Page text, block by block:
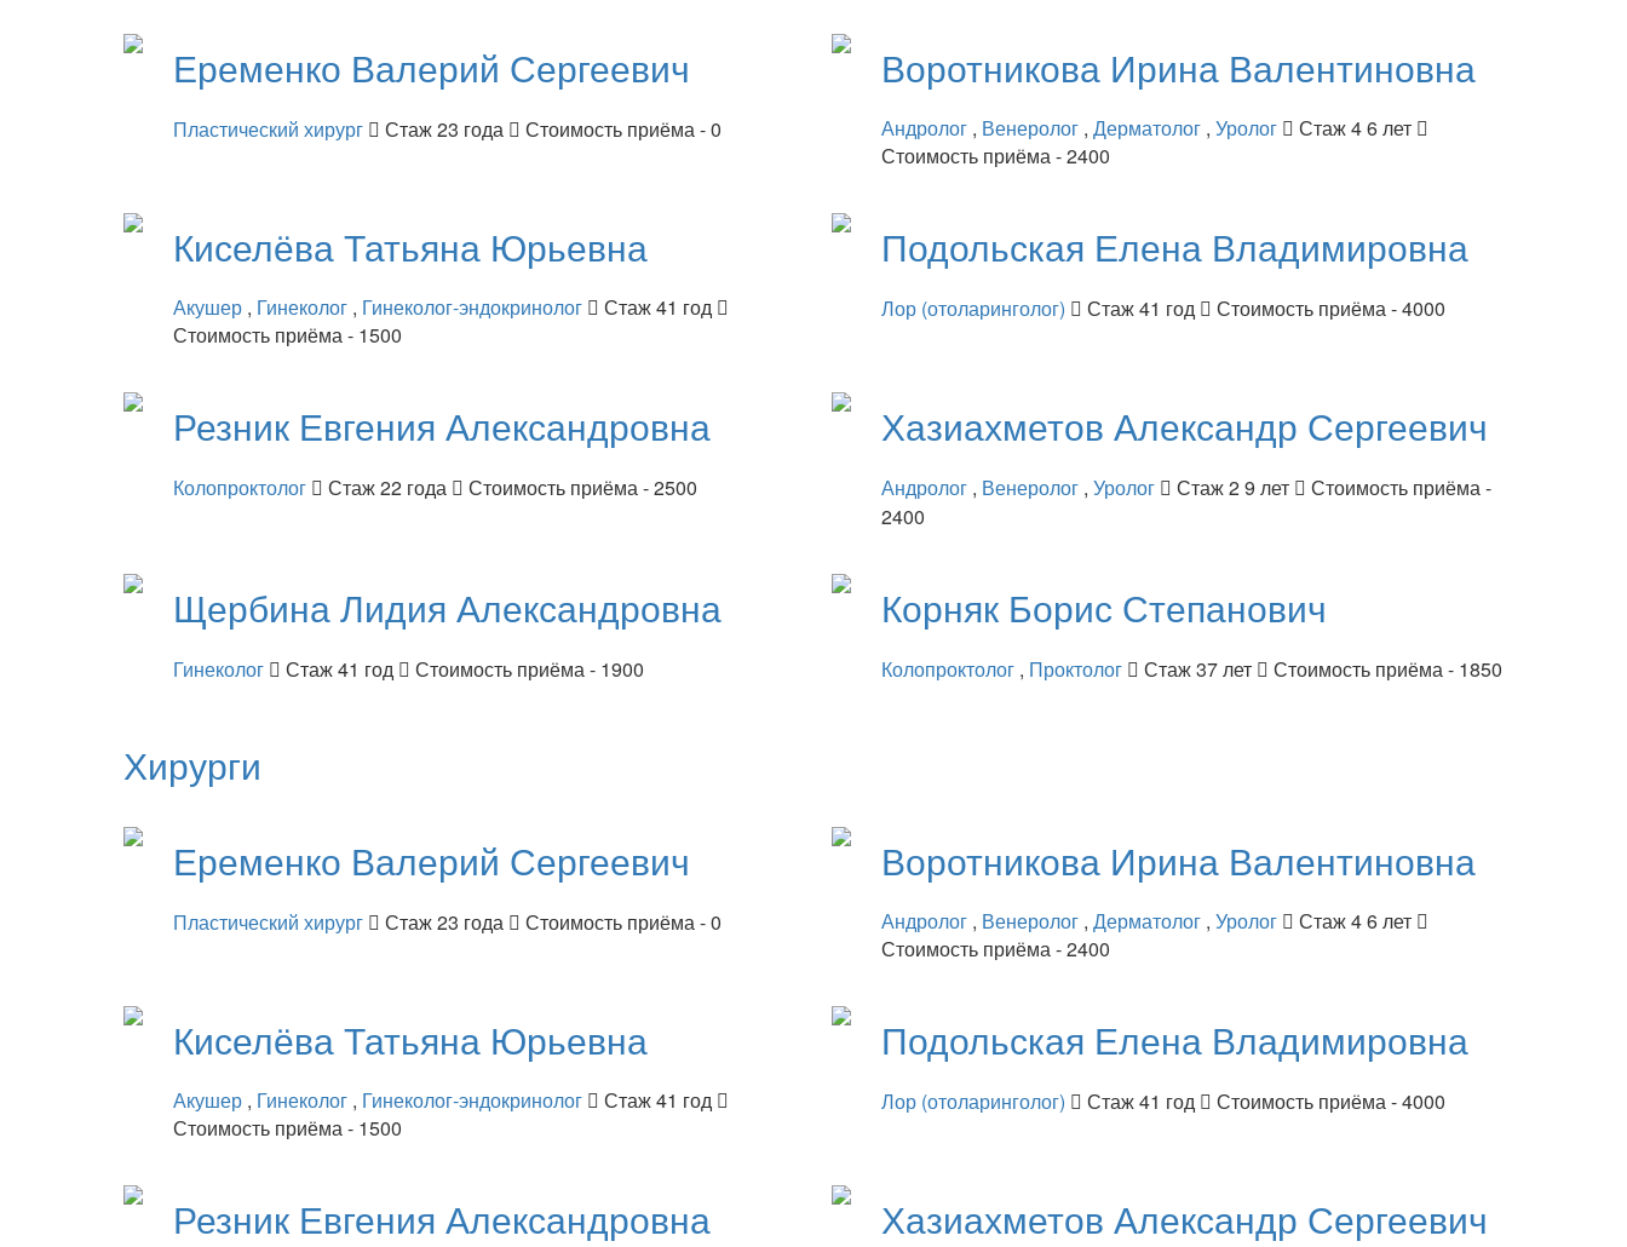
Еременко Валерий Сергеевич
Пластический хирург Стаж 23 года Стоимость приёма - 0
Воротникова Ирина Валентиновна
Андролог , Венеролог , Дерматолог , Уролог
Стаж 4 6 лет
Стоимость приёма - 2400
КиселёваТатьяна Юрьевна
Акушер , Гинеколог , Гинеколог-эндокринолог
Стаж 41 год
Стоимость приёма - 1500
Подольская Елена Владимировна
Лор (отоларинголог) Стаж 41 год Стоимость приёма - 4000
Резник Евгения Александровна
Колопроктолог Стаж 22 года Стоимость приёма - 2500
Хазиахметов Александр Сергеевич
Андролог , Венеролог , Уролог Стаж 2 9 лет
Стоимость приёма -
2400
ЩербинаЛидия Александровна
Гинеколог Стаж 41 год Стоимость приёма - 1900
Корняк Борис Степанович
Колопроктолог , Проктолог Стаж 37 лет Стоимость приёма - 1850
Хирурги
Еременко Валерий Сергеевич
Пластический хирург Стаж 23 года Стоимость приёма - 0
Воротникова Ирина Валентиновна
Андролог , Венеролог , Дерматолог , Уролог
Стаж 4 6 лет
Стоимость приёма - 2400
КиселёваТатьяна Юрьевна
Акушер , Гинеколог , Гинеколог-эндокринолог
Стаж 41 год
Стоимость приёма - 1500
Подольская Елена Владимировна
Лор (отоларинголог) Стаж 41 год Стоимость приёма - 4000
Резник Евгения Александровна Хазиахметов Александр Сергеевич